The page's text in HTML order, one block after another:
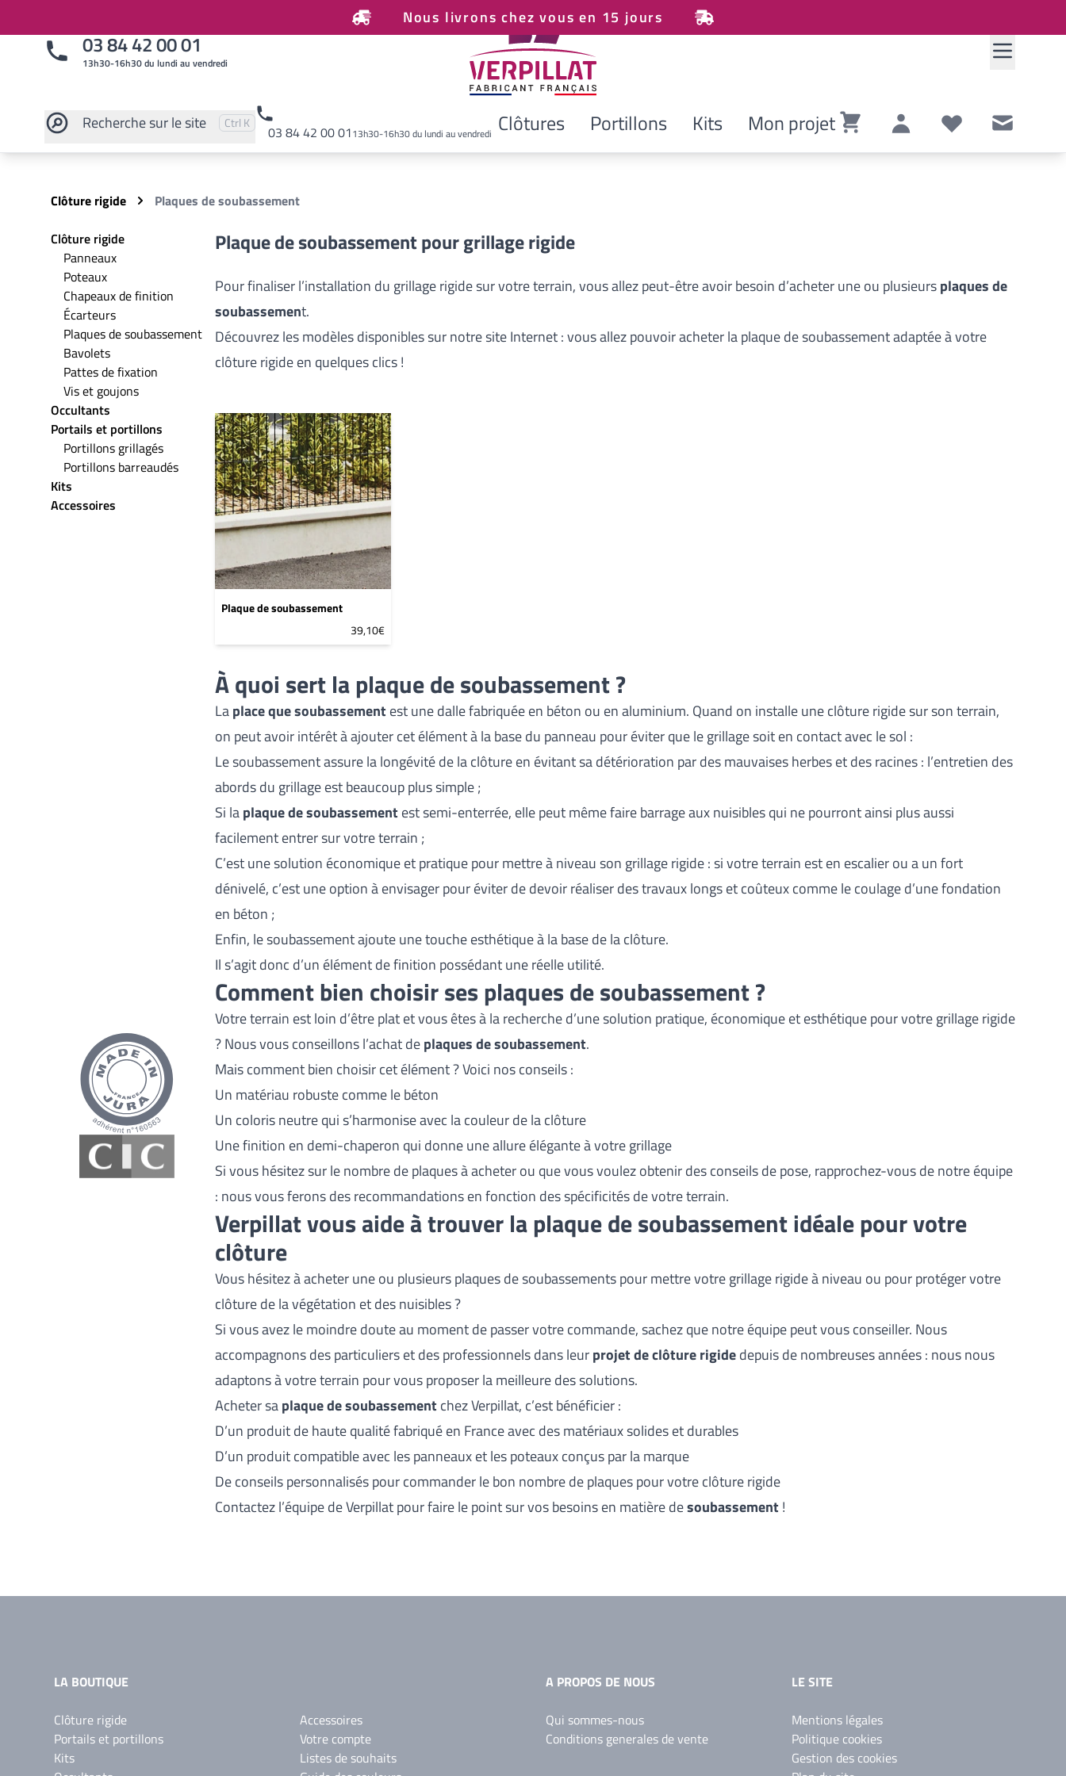
Nous livrons chez vous en 15 jours
03 84 42 00 01
13h30-16h30 du lundi au vendredi
Recherchesur le site Pressez
Ctrl et
K pour rechercher
03 84 42 00 0113h30-16h30 du lundi au vendredi Clôtures Portillons Kits Mon projet
Rechercher sur le site
Clôture rigide
Plaques de soubassement
Clôture rigide
Panneaux
Poteaux
Chapeaux de finition
Écarteurs
Plaques de soubassement
Bavolets
Pattes de fixation
Vis et goujons
Occultants
Portails et portillons
Portillons grillagés
Portillons barreaudés
Kits
Accessoires
Plaque de soubassement pour grillage rigide
Pour finaliser l’installation du grillage rigidesur votre terrain, vous allez peut-être avoir besoin d’acheter une ou plusieursplaques de
soubassement.
Découvrez les modèles disponibles sur notre site Internet : vous allez pouvoir acheter la plaque de soubassement adaptée à votre
clôture rigide en quelques clics !
Plaque de soubassement
39,10€
À quoi sert la plaque de soubassement ?
Laplace que soubassement est une dalle fabriquée en béton ou en aluminium. Quand on installe une clôture rigide sur son terrain,
on peut avoir intérêt à ajouter cet élément à la base du panneau pour éviter que le grillage soit en contact avec le sol :
Le soubassement assure la longévité de la clôture en évitant sa détérioration par des mauvaises herbes et des racines : l’entretien des
abords du grillage est beaucoup plus simple ;
Si laplaque de soubassement est semi-enterrée, elle peut même faire barrage aux nuisibles qui ne pourront ainsi plus aussi
facilement entrer sur votre terrain ;
C’est une solution économique et pratique pour mettre à niveau son grillage rigide : si votre terrain est en escalier ou a un fort
dénivelé, c’est une option à envisager pour éviter de devoir réaliser des travaux longs et coûteux comme le coulage d’une fondation
en béton ;
Enfin, le soubassement ajoute une touche esthétique à la base de la clôture.
Il s’agit donc d’un élément de finition possédant une réelle utilité.
Comment bien choisir ses plaques de soubassement ?
Votre terrain est loin d’être plat et vous êtes à la recherche d’une solution pratique, économique et esthétique pour votre grillage rigide
? Nous vous conseillons l’achat deplaques de soubassement.
Mais comment bien choisir cet élément ? Voici nos conseils :
Un matériau robuste comme le béton
Un coloris neutre qui s’harmonise avec la couleur de la clôture
Une finition en demi-chaperon qui donne une allure élégante à votre grillage
Si vous hésitez sur le nombre de plaques à acheter ou que vous voulez obtenir des conseils de pose, rapprochez-vous de notre équipe
: nous vous ferons des recommandations en fonction des spécificités de votre terrain.
Verpillat vous aide à trouver la plaque de soubassement idéale pour votre
clôture
Vous hésitez à acheter une ou plusieurs plaques de soubassements pour mettre votre grillage rigide à niveau ou pour protéger votre
clôture de la végétation et des nuisibles ?
Si vous avez le moindre doute au moment de passer votre commande, sachez que notre équipe peut vous conseiller. Nous
accompagnons des particuliers et des professionnels dans leurprojet de clôture rigidedepuis de nombreuses années : nous nous
adaptons à votre terrain pour vous proposer la meilleure des solutions.
Acheter saplaque de soubassement chez Verpillat, c’est bénéficier :
D’un produit de haute qualité fabriqué en France avec des matériaux solides et durables
D’un produit compatible avec lespanneauxet les poteaux conçus par la marque
De conseils personnalisés pour commander le bon nombre de plaques pour votre clôture rigide
Contactez l’équipe de Verpillat pour faire le point sur vos besoins en matière desoubassement !
LA BOUTIQUE
Clôture rigide
Portails et portillons
Kits
Accessoires
Votre compte
Listes de souhaits
A PROPOS DE NOUS
Qui sommes-nous
Conditions generales de vente
LE SITE
Mentions légales
Politique cookies
Gestion des cookies